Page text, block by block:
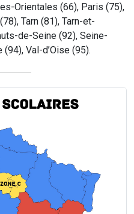
Orientales (66), Paris (75),
Tarn (81), Tarn-et-
de-Seine (92), Seine-
Val-d’Oise (95).